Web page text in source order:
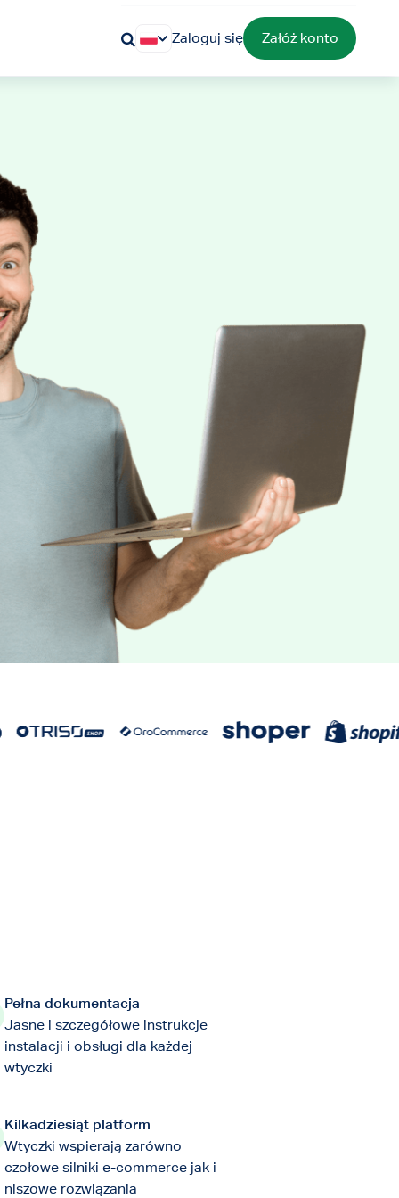
Zaloguj się Załóż konto
Pełna dokumentacja
Jasne i szczegółowe instrukcje
instalacji i obsługi dla każdej
wtyczki
Kilkadziesiąt platform
Wtyczki wspierają zarówno
czołowe silniki e-commerce jak i
niszowe rozwiązania